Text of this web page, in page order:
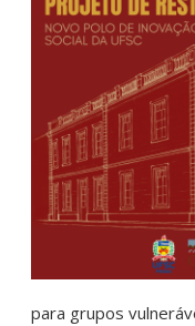
para grupos